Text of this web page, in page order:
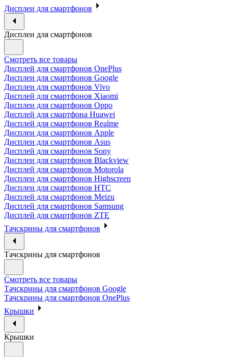
Дисплеи для смартфонов
Дисплеи для смартфонов
Смотреть все товары
Дисплей для смартфонов OnePlus
Дисплеи для смартфонов Google
Дисплеи для смартфонов Vivo
Дисплей для смартфонов Xiaomi
Дисплеи для смартфонов Oppo
Дисплей для смартфона Huawei
Дисплей для смартфонов Realme
Дисплеи для смартфонов Apple
Дисплеи для смартфонов Asus
Дисплей для смартфонов Sony
Дисплеи для смартфонов Blackview
Дисплей для смартфонов Motorola
Дисплеи для смартфонов Highscreen
Дисплеи для смартфонов HTC
Дисплей для смартфонов Meizu
Дисплей для смартфонов Samsung
Дисплей для смартфонов ZTE
Тачскрины для смартфонов
Тачскрины для смартфонов
Смотреть все товары
Тачскрины для смартфонов Google
Тачскрины для смартфонов OnePlus
Крышки
Крышки